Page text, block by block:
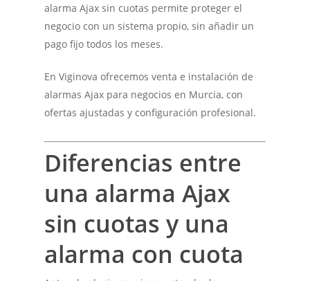
alarma Ajax sin cuotas permite proteger el
negocio con un sistema propio, sin añadir un
pago fijo todos los meses.
En Viginova ofrecemos venta e instalación de
alarmas Ajax para negocios en Murcia, con
ofertas ajustadas y configuración profesional.
Diferencias entre
una alarma Ajax
sin cuotas y una
alarma con cuota